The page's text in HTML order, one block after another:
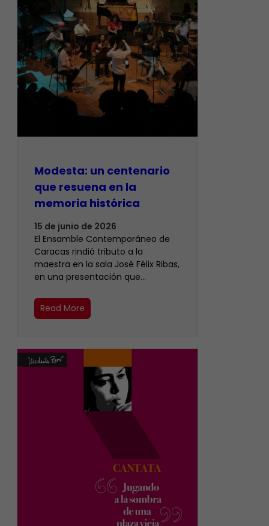
Modesta: un centenario
que resuena en la
memoria histórica
15 de junio de 2026
El Ensamble Contemporáneo de
Caracas rindió tributo a la
maestra en la sala José Félix Ribas,
en una presentación que…
Read More